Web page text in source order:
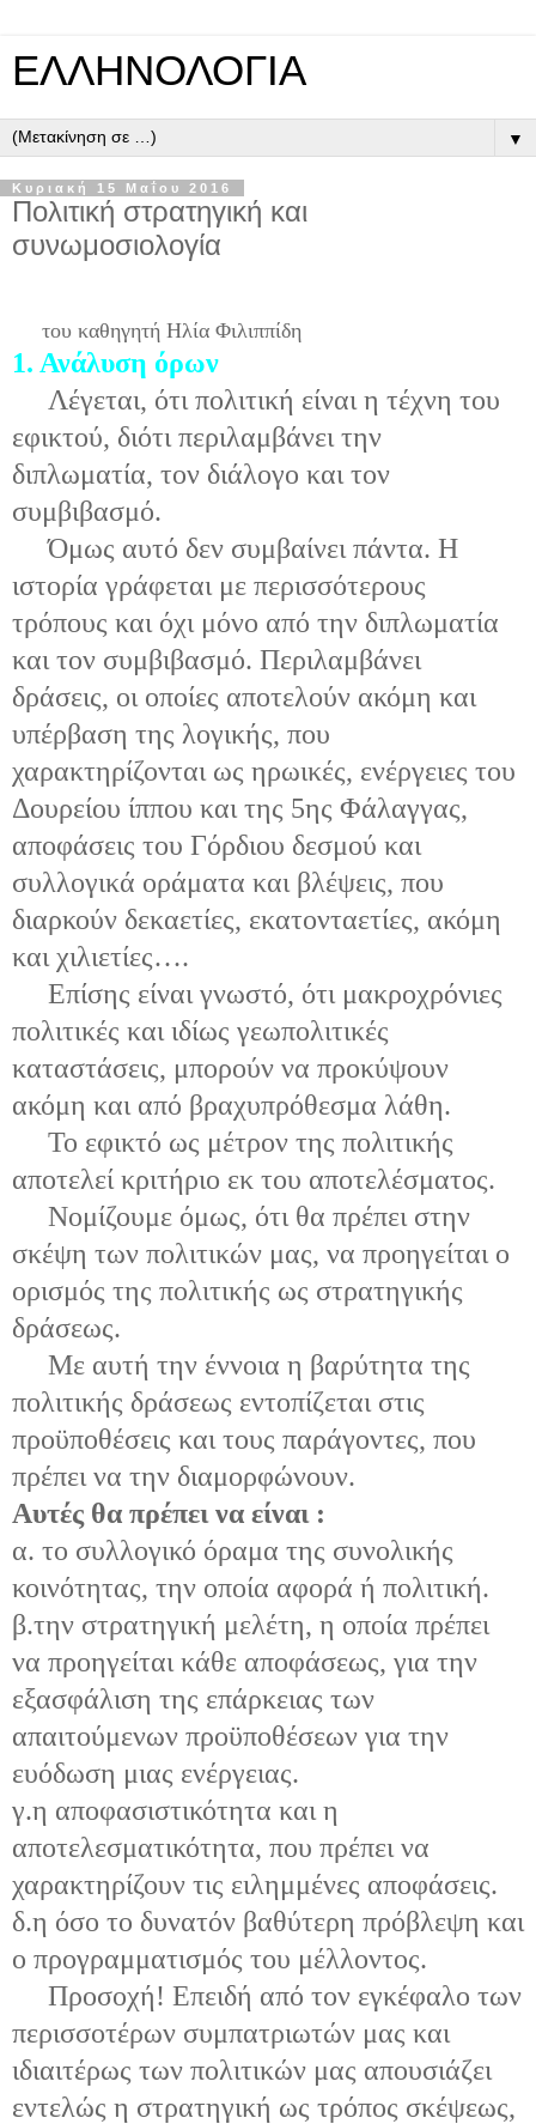
ΕΛΛΗΝΟΛΟΓΙΑ
▼
Κυριακή 15 Μαΐου 2016
Πολιτική στρατηγική και
συνωμοσιολογία
του καθηγητή Ηλία Φιλιππίδη
1. Ανάλυση όρων
Λέγεται, ότι πολιτική είναι η τέχνη του
εφικτού, διότι περιλαμβάνει την
διπλωματία, τον διάλογο και τον
συμβιβασμό.
Όμως αυτό δεν συμβαίνει πάντα. Η
ιστορία γράφεται με περισσότερους
τρόπους και όχι μόνο από την διπλωματία
και τον συμβιβασμό. Περιλαμβάνει
δράσεις, οι οποίες αποτελούν ακόμη και
υπέρβαση της λογικής, που
χαρακτηρίζονται ως ηρωικές, ενέργειες του
Δουρείου ίππου και της 5ης Φάλαγγας,
αποφάσεις του Γόρδιου δεσμού και
συλλογικά οράματα και βλέψεις, που
διαρκούν δεκαετίες, εκατονταετίες, ακόμη
και χιλιετίες….
Επίσης είναι γνωστό, ότι μακροχρόνιες
πολιτικές και ιδίως γεωπολιτικές
καταστάσεις, μπορούν να προκύψουν
ακόμη και από βραχυπρόθεσμα λάθη.
Το εφικτό ως μέτρον της πολιτικής
αποτελεί κριτήριο εκ του αποτελέσματος.
Νομίζουμε όμως, ότι θα πρέπει στην
σκέψη των πολιτικών μας, να προηγείται ο
ορισμός της πολιτικής ως στρατηγικής
δράσεως.
Με αυτή την έννοια η βαρύτητα της
πολιτικής δράσεως εντοπίζεται στις
προϋποθέσεις και τους παράγοντες, που
πρέπει να την διαμορφώνουν.
Αυτές θα πρέπει να είναι :
α. το συλλογικό όραμα της συνολικής
κοινότητας, την οποία αφορά ή πολιτική.
β.την στρατηγική μελέτη, η οποία πρέπει
να προηγείται κάθε αποφάσεως, για την
εξασφάλιση της επάρκειας των
απαιτούμενων προϋποθέσεων για την
ευόδωση μιας ενέργειας.
γ.η αποφασιστικότητα και η
αποτελεσματικότητα, που πρέπει να
χαρακτηρίζουν τις ειλημμένες αποφάσεις.
δ.η όσο το δυνατόν βαθύτερη πρόβλεψη και
ο προγραμματισμός του μέλλοντος.
Προσοχή! Επειδή από τον εγκέφαλο των
περισσοτέρων συμπατριωτών μας και
ιδιαιτέρως των πολιτικών μας απουσιάζει
εντελώς η στρατηγική ως τρόπος σκέψεως,